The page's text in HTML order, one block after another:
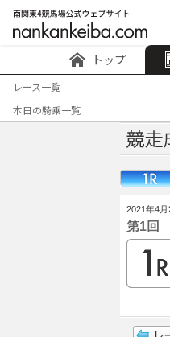
トップ
レース一覧
本日の騎乗一覧
2021年4月
第1回